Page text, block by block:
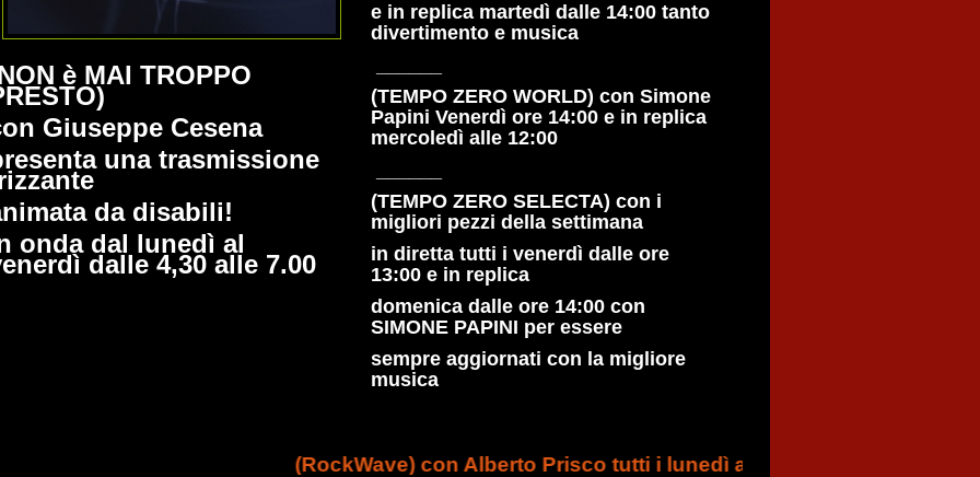
è MAI TROPPO
Giuseppe Cesena
una trasmissione
da disabili!
onda dal lunedì al
dalle 4,30 alle 7.00
e in replica martedì dalle 14:00 tanto
divertimento e musica
(TEMPO ZERO WORLD) con Simone
Papini Venerdì ore 14:00 e in replica
mercoledì alle 12:00
(TEMPO ZERO SELECTA) con i
migliori pezzi della settimana
in diretta tutti i venerdì dalle ore
13:00 e in replica
domenica dalle ore 14:00 con
SIMONE PAPINI per essere
sempre aggiornati con la migliore
musica
(RockWave) con Alberto Prisco tutti i lunedì alle ore 14.00